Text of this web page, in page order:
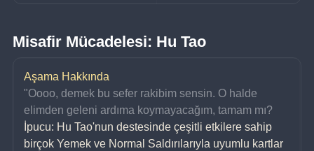
Misafir Mücadelesi: Hu Tao
Aşama Hakkında
"Oooo, demek bu sefer rakibim sensin. O halde
elimden geleni ardıma koymayacağım, tamam mı?
İpucu: Hu Tao'nun destesinde çeşitli etkilere sahip
birçok Yemek ve Normal Saldırılarıyla uyumlu kartlar